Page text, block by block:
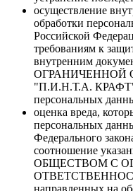
осуществление
обработки
Российской
требованиям к
внутренним
ОГРАНИЧЕННОЙ
"П.И.Н.Т.А. КРАФТ"
персональных
оценка вреда,
персональных
Федерального
соотношение
ОБЩЕСТВОМ С
направленных на